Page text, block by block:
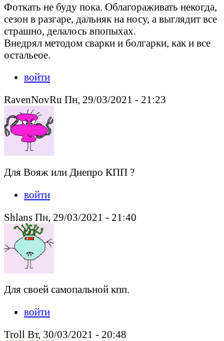
Фоткать не буду пока. Облагораживать некогда,
сезон в разгаре, дальняк на носу, а выглядит все
страшно, делалось впопыхах.
Внедрял методом сварки и болгарки, как и все
остальеое.
войти
RavenNovRu Пн, 29/03/2021 - 21:23
Для Вояж или Днепро КПП ?
войти
Shlans Пн, 29/03/2021 - 21:40
Для своей самопальной кпп.
войти
Troll Вт, 30/03/2021 - 20:48